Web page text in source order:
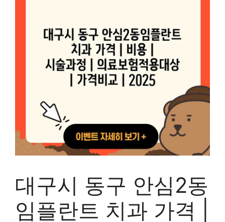
대구시 동구 안심2동
임플란트 치과 가격 |